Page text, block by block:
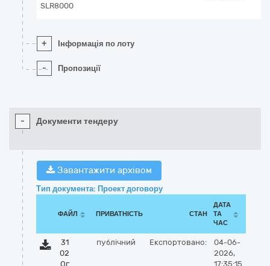
SLR8000
+ Інформація по лоту
- Пропозиції
- Документи тендеру
Завантажити архівом
Тип документа: Проект договору
ФАЙЛ ПРИВАТНІСТЬ СТАН
ДАТА
ТА
ЧАС
31
02
Ог
публічний Експортовано:
04-06-
2026,
17:35:15